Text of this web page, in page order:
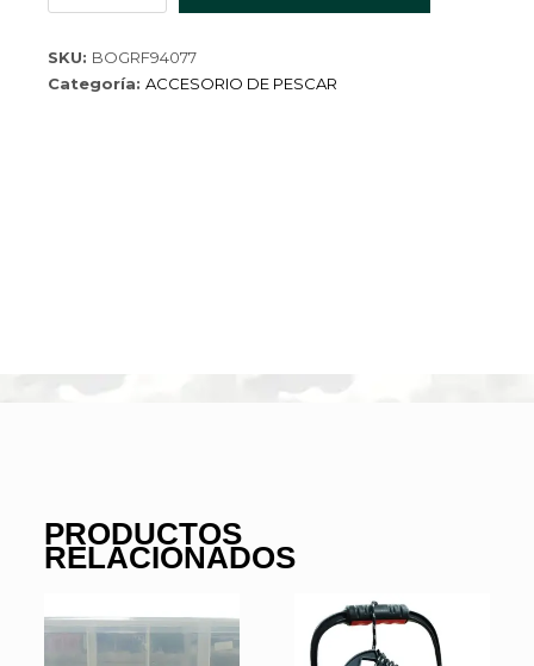
DS10
SKU: BOGRF94077
Categoría: ACCESORIO DE PESCAR
PRODUCTOS
RELACIONADOS